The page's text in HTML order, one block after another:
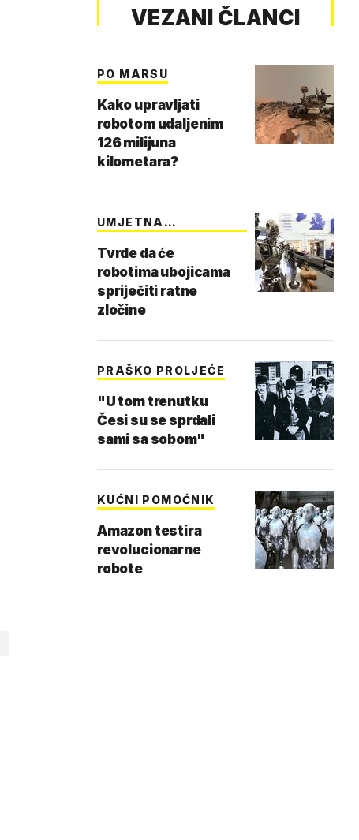
VEZANI ČLANCI
PO MARSU
Kako upravljati
robotom udaljenim
126 milijuna
kilometara?
UMJETNA
Tvrde da će
robotima ubojicama
spriječiti ratne
zločine
PRAŠKO PROLJEĆE
"U tom trenutku
Česi su se sprdali
sami sa sobom"
KUĆNI POMOĆNIK
Amazon testira
revolucionarne
robote